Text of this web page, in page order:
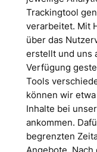
Trackingtool
verarbeitet. Mit
über das
erstellt und uns
Verfügung
Tools
können wir
Inhalte bei
ankommen.
begrenzten